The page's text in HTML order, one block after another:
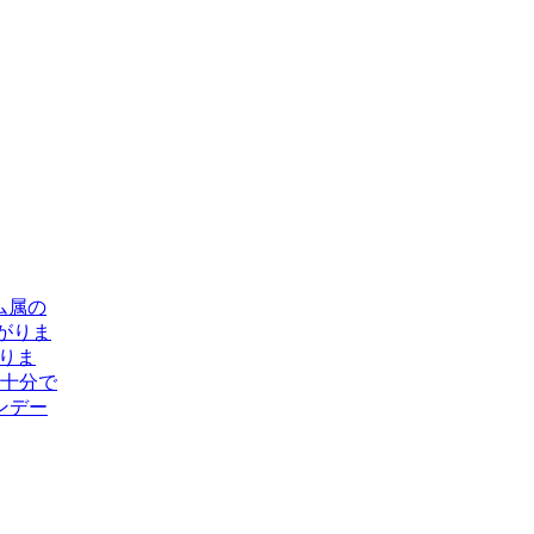
属の
りま
ま
分で
デー